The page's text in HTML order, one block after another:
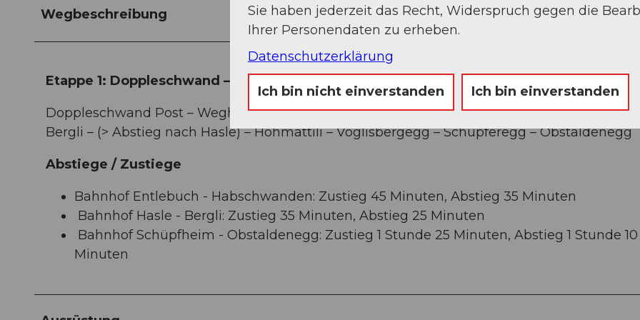
Wegbeschreibung
Etappe 1: Doppleschwand – Obstaldenegg
Doppleschwand Post – Weghus – Chrüzbüel – Oberhüseren Kapelle – March – Chriesbaumen
Bergli – (> Abstieg nach Hasle) – Hohmättili – Voglisbergegg – Schüpferegg – Obstaldenegg
Abstiege / Zustiege
Bahnhof Entlebuch - Habschwanden: Zustieg 45 Minuten, Abstieg 35 Minuten
Bahnhof Hasle - Bergli: Zustieg 35 Minuten, Abstieg 25 Minuten
Bahnhof Schüpfheim - Obstaldenegg: Zustieg 1 Stunde 25 Minuten, Abstieg 1 Stunde 10
Minuten
Sie haben jederzeit das Recht, Widerspruch gegen die
Ihrer Personendaten zu erheben.
Datenschutzerklärung
Ich bin nicht einverstanden Ich bin einverstanden